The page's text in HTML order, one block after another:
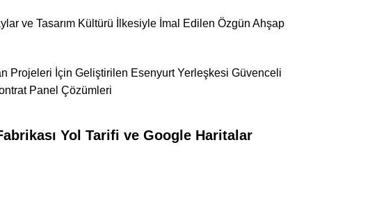
ve Tasarım Kültürü İlkesiyle İmal Edilen Özgün Ahşap
Projeleri İçin Geliştirilen Esenyurt Yerleşkesi Güvenceli
Panel Çözümleri
Yol Tarifi ve Google Haritalar